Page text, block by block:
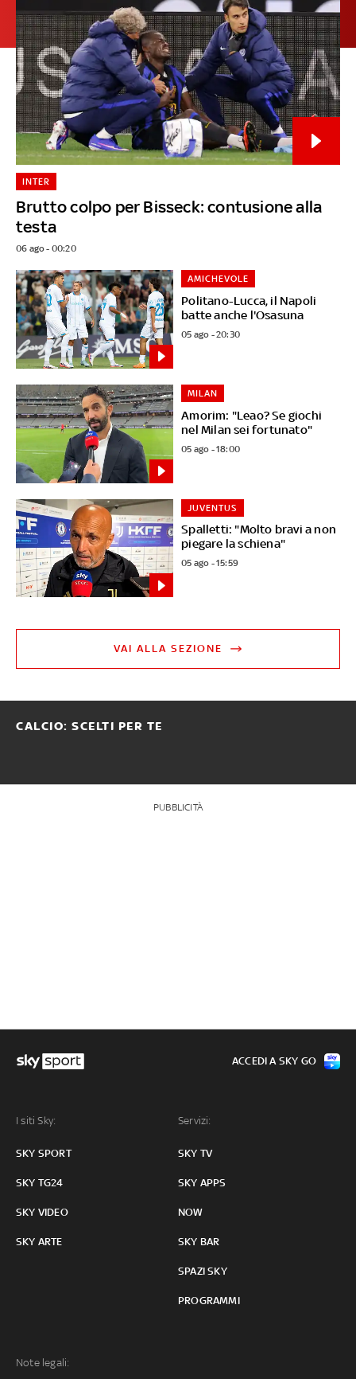
Brutto colpo per Bisseck: contusione alla
testa
INTER
06 ago - 00:20
Politano-Lucca, il Napoli
batte anche l'Osasuna
AMICHEVOLE
05 ago - 20:30
Amorim: "Leao? Se giochi
nel Milan sei fortunato"
MILAN
05 ago - 18:00
Spalletti: "Molto bravi a non
piegare la schiena"
JUVENTUS
05 ago - 15:59
VAI ALLA SEZIONE
CALCIO: SCELTI PER TE
PUBBLICITÀ
I siti Sky:
SKY SPORT
SKY TG24
SKY VIDEO
SKY ARTE
Servizi:
SKY TV
SKY APPS
NOW
SKY BAR
SPAZI SKY
PROGRAMMI
Note legali:
ACCEDI A SKY GO